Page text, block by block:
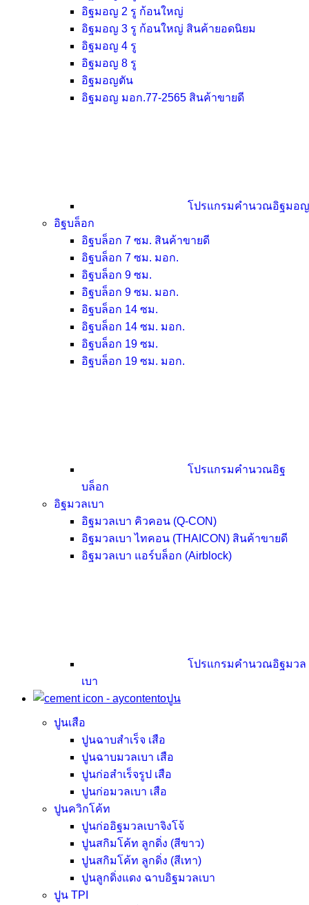
อิฐมอญ 2 รู ก้อนใหญ่
อิฐมอญ 3 รู ก้อนใหญ่ สินค้ายอดนิยม
อิฐมอญ 4 รู
อิฐมอญ 8 รู
อิฐมอญตัน
อิฐมอญ มอก.77-2565 สินค้าขายดี
โปรแกรมคำนวณอิฐมอญ
อิฐบล็อก
อิฐบล็อก 7 ซม. สินค้าขายดี
อิฐบล็อก 7 ซม. มอก.
อิฐบล็อก 9 ซม.
อิฐบล็อก 9 ซม. มอก.
อิฐบล็อก 14 ซม.
อิฐบล็อก 14 ซม. มอก.
อิฐบล็อก 19 ซม.
อิฐบล็อก 19 ซม. มอก.
โปรแกรมคำนวณอิฐ
บล็อก
อิฐมวลเบา
อิฐมวลเบา คิวคอน (Q-CON)
อิฐมวลเบา ไทคอน (THAICON) สินค้าขายดี
อิฐมวลเบา แอร์บล็อก (Airblock)
โปรแกรมคำนวณอิฐมวล
เบา
ปูน
ปูนเสือ
ปูนฉาบสำเร็จ เสือ
ปูนฉาบมวลเบา เสือ
ปูนก่อสำเร็จรูป เสือ
ปูนก่อมวลเบา เสือ
ปูนควิกโค้ท
ปูนก่ออิฐมวลเบาจิงโจ้
ปูนสกิมโค้ท ลูกดิ่ง (สีขาว)
ปูนสกิมโค้ท ลูกดิ่ง (สีเทา)
ปูนลูกดิ่งแดง ฉาบอิฐมวลเบา
ปูน TPI